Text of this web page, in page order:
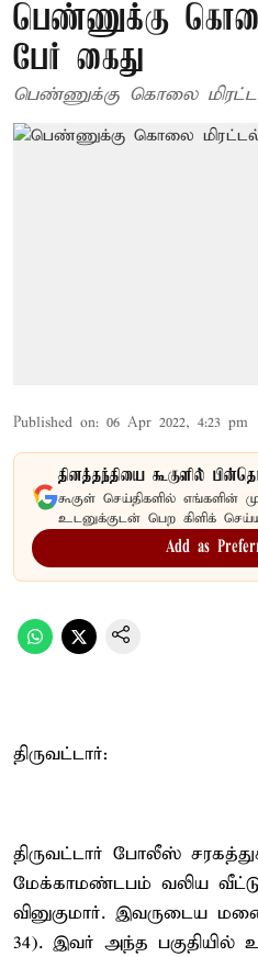
பெண்ணுக்கு
பேர் கைது
பெண்ணுக்கு கொலை
Published on: 06 Apr 2022, 4:23 pm
தினத்தந்தியை கூகுளில்
கூகுள் செய்திகளில் எங்களின்
உடனுக்குடன் பெற கிளிக்
Add as
திருவட்டார்:
திருவட்டார் போலீஸ்
மேக்காமண்டபம் வலிய
வினுகுமார். இவருடைய
34). இவர் அந்த பகுதியில்